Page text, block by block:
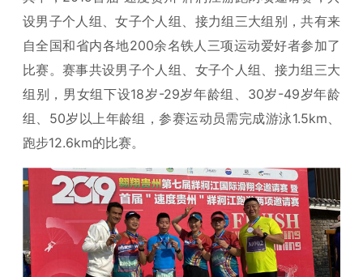
设男子个人组、女子个人组、接力组三大组别，共有来
自全国和省内各地200余名铁人三项运动爱好者参加了
比赛。赛事共设男子个人组、女子个人组、接力组三大
组别，男女组下设18岁-29岁年龄组、30岁-49岁年龄
组、50岁以上年龄组，参赛运动员需完成游泳1.5km、
跑步12.6km的比赛。